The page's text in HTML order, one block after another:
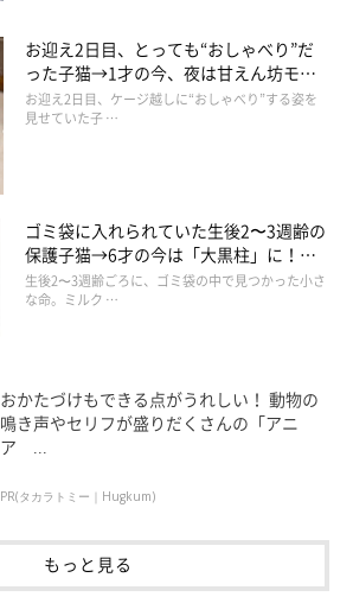
お迎え2日目、とっても“おしゃべり”だ
った子猫→1才の今、夜は甘えん坊モー
ドになるコに成長！
お迎え2日目、ケージ越しに“おしゃべり”する姿を
見せていた子 …
ゴミ袋に入れられていた生後2〜3週齢の
保護子猫→6才の今は「大黒柱」に！
美しい黒猫に成長した姿にグッとくる
生後2〜3週齢ごろに、ゴミ袋の中で見つかった小さ
な命。ミルク …
おかたづけもできる点がうれしい！ 動物の
鳴き声やセリフが盛りだくさんの「アニ
ア ...
PR(タカラトミー｜Hugkum)
もっと見る